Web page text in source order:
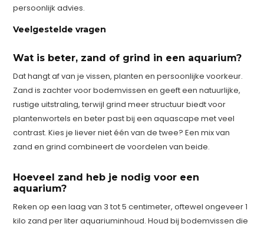
persoonlijk advies.
Veelgestelde vragen
Wat is beter, zand of grind in een aquarium?
Dat hangt af van je vissen, planten en persoonlijke voorkeur.
Zand is zachter voor bodemvissen en geeft een natuurlijke,
rustige uitstraling, terwijl grind meer structuur biedt voor
plantenwortels en beter past bij een aquascape met veel
contrast. Kies je liever niet één van de twee? Een mix van
zand en grind combineert de voordelen van beide.
Hoeveel zand heb je nodig voor een
aquarium?
Reken op een laag van 3 tot 5 centimeter, oftewel ongeveer 1
kilo zand per liter aquariuminhoud. Houd bij bodemvissen die